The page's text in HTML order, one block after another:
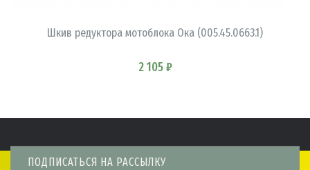
Шкив редуктора мотоблока Ока (005.45.0663.1)
2 105 ₽
ПОДПИСАТЬСЯ НА РАССЫЛКУ